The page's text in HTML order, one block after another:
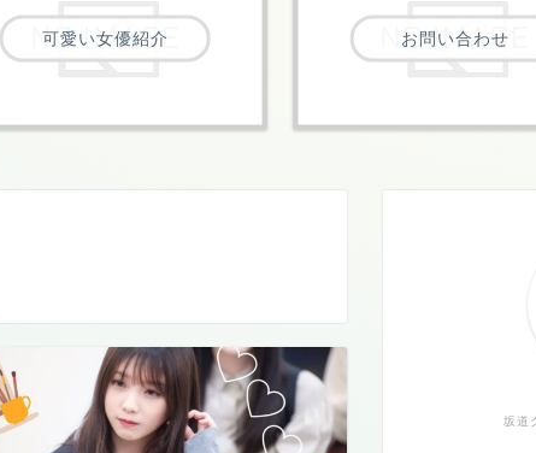
可愛い女優紹介 お問い合わせ
坂道